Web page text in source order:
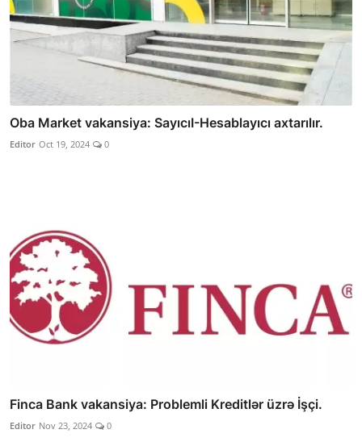
Oba Market vakansiya: SayıcıI-Hesablayıcı axtarılır.
Editor Oct 19, 2024 0
Finca Bank vakansiya: Problemli Kreditlər üzrə İşçi.
Editor Nov 23, 2024 0